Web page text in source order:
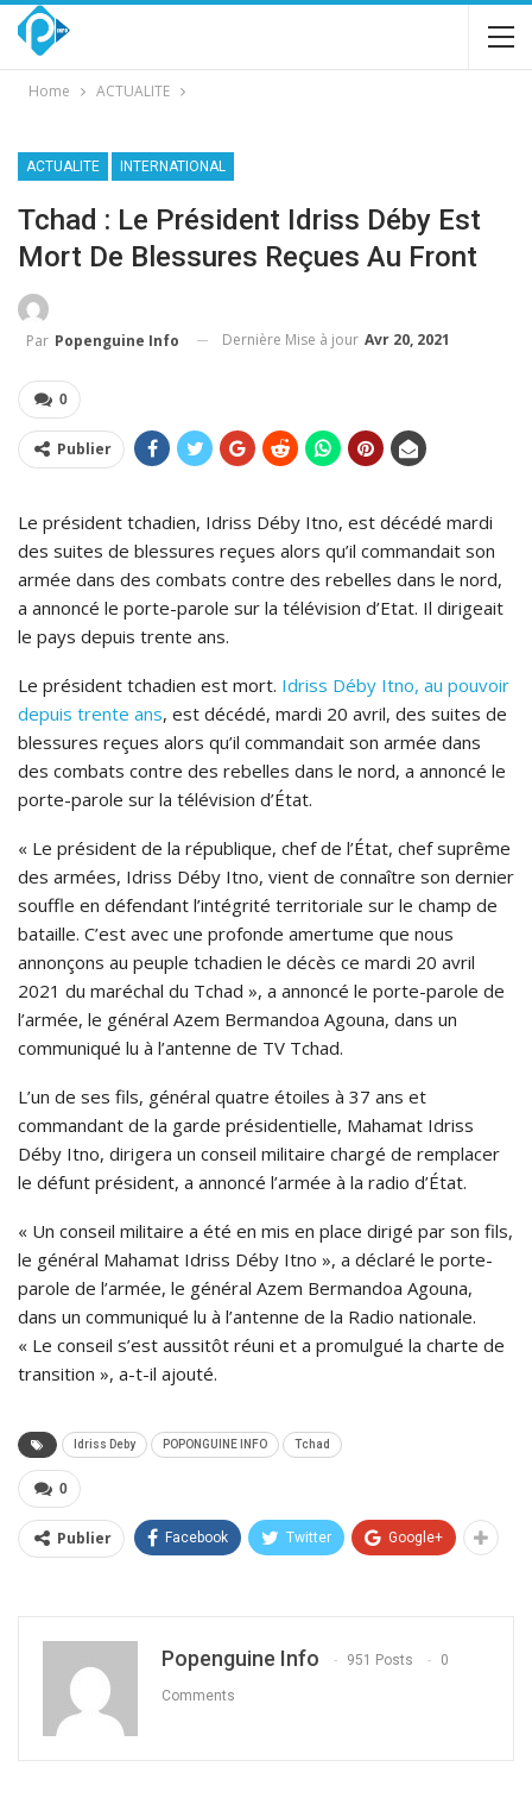
Home ACTUALITE
ACTUALITE INTERNATIONAL
Tchad : Le Président Idriss Déby Est
Mort De Blessures Reçues Au Front
Par Popenguine Info Dernière Mise à jour Avr 20, 2021
0
Publier
Le président tchadien, Idriss Déby Itno, est décédé mardi
des suites de blessures reçues alors qu’il commandait son
armée dans des combats contre des rebelles dans le nord,
a annoncé le porte-parole sur la télévision d’Etat. Il dirigeait
le pays depuis trente ans.
Le président tchadien est mort. Idriss Déby Itno, au pouvoir
depuis trente ans, est décédé, mardi 20 avril, des suites de
blessures reçues alors qu’il commandait son armée dans
des combats contre des rebelles dans le nord, a annoncé le
porte-parole sur la télévision d’État.
« Le président de la république, chef de l’État, chef suprême
des armées, Idriss Déby Itno, vient de connaître son dernier
souffle en défendant l’intégrité territoriale sur le champ de
bataille. C’est avec une profonde amertume que nous
annonçons au peuple tchadien le décès ce mardi 20 avril
2021 du maréchal du Tchad », a annoncé le porte-parole de
l’armée, le général Azem Bermandoa Agouna, dans un
communiqué lu à l’antenne de TV Tchad.
L’un de ses fils, général quatre étoiles à 37 ans et
commandant de la garde présidentielle, Mahamat Idriss
Déby Itno, dirigera un conseil militaire chargé de remplacer
le défunt président, a annoncé l’armée à la radio d’État.
« Un conseil militaire a été en mis en place dirigé par son fils,
le général Mahamat Idriss Déby Itno », a déclaré le porte-
parole de l’armée, le général Azem Bermandoa Agouna,
dans un communiqué lu à l’antenne de la Radio nationale.
« Le conseil s’est aussitôt réuni et a promulgué la charte de
transition », a-t-il ajouté.
Idriss Deby POPONGUINE INFO Tchad
0
Publier Facebook Twitter Google+
Popenguine Info 951 Posts 0
Comments